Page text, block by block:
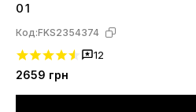
01
Код:FKS2354374
12
2659 грн